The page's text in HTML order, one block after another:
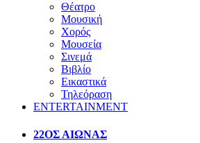
Θέατρο
Μουσική
Χορός
Μουσεία
Σινεμά
Βιβλίο
Εικαστικά
Τηλεόραση
ENTERTAINMENT
22ΟΣ ΑΙΩΝΑΣ